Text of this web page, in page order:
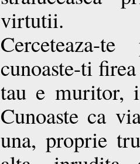
virtutii.
Cerceteaza-
cunoaste-ti
tau e muritor,
Cunoaste ca
una, proprie